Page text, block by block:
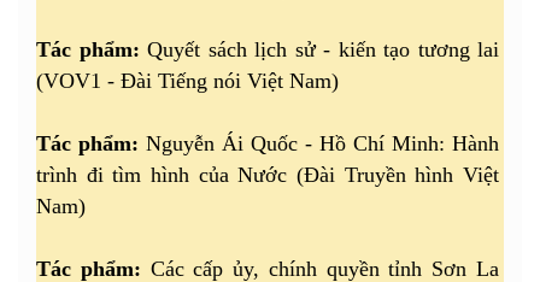
Tác phẩm: Quyết sách lịch sử - kiến tạo tương lai
(VOV1 - Đài Tiếng nói Việt Nam)
Tác phẩm: Nguyễn Ái Quốc - Hồ Chí Minh: Hành
trình đi tìm hình của Nước (Đài Truyền hình Việt
Nam)
Tác phẩm: Các cấp ủy, chính quyền tỉnh Sơn La